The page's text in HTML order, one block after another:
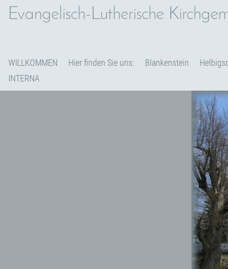
Evangelisch-Lutherische
WILLKOMMEN Hier finden Sie uns: Blankenstein
INTERNA